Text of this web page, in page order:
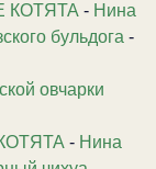
КОТЯТА - Нина
бульдога -
овчарки
- Нина